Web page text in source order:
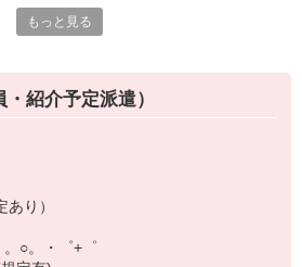
】
、コールセンター、受付
分け・加工・組立・検査
・ネイリスト・エステ
・個別指導塾・人材紹介
ニング・官公庁案件
業務
ー)・KDDI/softbank(ソフトバンク)など
楽天モバイル、UQなど格安スマホまで幅
もっと見る
紹介予定派遣）
り）
。○。・゜+゜